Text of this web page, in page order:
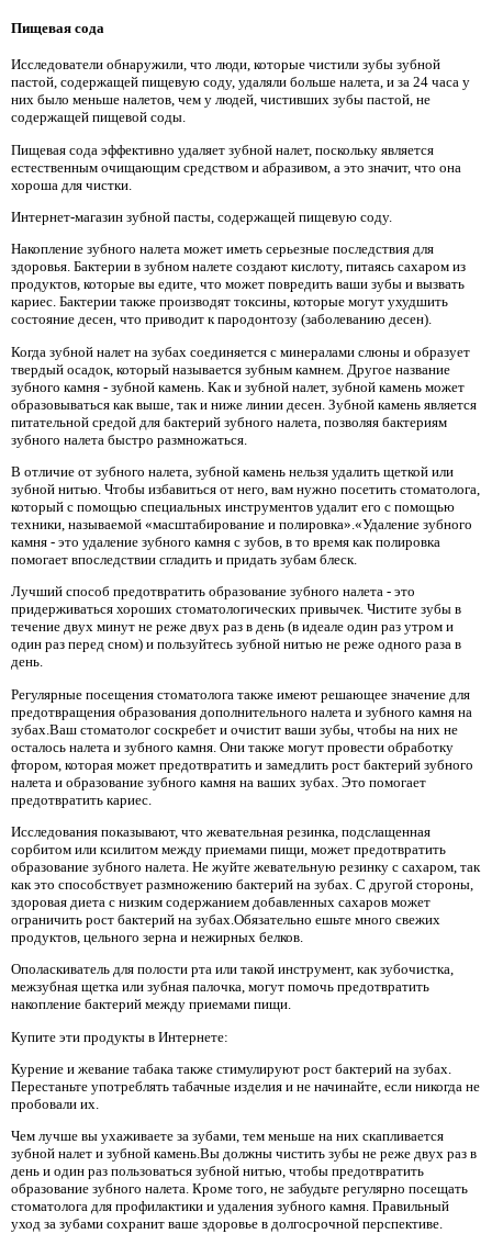
Пищевая сода
Исследователи обнаружили, что люди, которые чистили зубы зубной
пастой, содержащей пищевую соду, удаляли больше налета, и за 24 часа у
них было меньше налетов, чем у людей, чистивших зубы пастой, не
содержащей пищевой соды.
Пищевая сода эффективно удаляет зубной налет, поскольку является
естественным очищающим средством и абразивом, а это значит, что она
хороша для чистки.
Интернет-магазин зубной пасты, содержащей пищевую соду.
Накопление зубного налета может иметь серьезные последствия для
здоровья. Бактерии в зубном налете создают кислоту, питаясь сахаром из
продуктов, которые вы едите, что может повредить ваши зубы и вызвать
кариес. Бактерии также производят токсины, которые могут ухудшить
состояние десен, что приводит к пародонтозу (заболеванию десен).
Когда зубной налет на зубах соединяется с минералами слюны и образует
твердый осадок, который называется зубным камнем. Другое название
зубного камня - зубной камень. Как и зубной налет, зубной камень может
образовываться как выше, так и ниже линии десен. Зубной камень является
питательной средой для бактерий зубного налета, позволяя бактериям
зубного налета быстро размножаться.
В отличие от зубного налета, зубной камень нельзя удалить щеткой или
зубной нитью. Чтобы избавиться от него, вам нужно посетить стоматолога,
который с помощью специальных инструментов удалит его с помощью
техники, называемой «масштабирование и полировка».«Удаление зубного
камня - это удаление зубного камня с зубов, в то время как полировка
помогает впоследствии сгладить и придать зубам блеск.
Лучший способ предотвратить образование зубного налета - это
придерживаться хороших стоматологических привычек. Чистите зубы в
течение двух минут не реже двух раз в день (в идеале один раз утром и
один раз перед сном) и пользуйтесь зубной нитью не реже одного раза в
день.
Регулярные посещения стоматолога также имеют решающее значение для
предотвращения образования дополнительного налета и зубного камня на
зубах.Ваш стоматолог соскребет и очистит ваши зубы, чтобы на них не
осталось налета и зубного камня. Они также могут провести обработку
фтором, которая может предотвратить и замедлить рост бактерий зубного
налета и образование зубного камня на ваших зубах. Это помогает
предотвратить кариес.
Исследования показывают, что жевательная резинка, подслащенная
сорбитом или ксилитом между приемами пищи, может предотвратить
образование зубного налета. Не жуйте жевательную резинку с сахаром, так
как это способствует размножению бактерий на зубах. С другой стороны,
здоровая диета с низким содержанием добавленных сахаров может
ограничить рост бактерий на зубах.Обязательно ешьте много свежих
продуктов, цельного зерна и нежирных белков.
Ополаскиватель для полости рта или такой инструмент, как зубочистка,
межзубная щетка или зубная палочка, могут помочь предотвратить
накопление бактерий между приемами пищи.
Купите эти продукты в Интернете:
Курение и жевание табака также стимулируют рост бактерий на зубах.
Перестаньте употреблять табачные изделия и не начинайте, если никогда не
пробовали их.
Чем лучше вы ухаживаете за зубами, тем меньше на них скапливается
зубной налет и зубной камень.Вы должны чистить зубы не реже двух раз в
день и один раз пользоваться зубной нитью, чтобы предотвратить
образование зубного налета. Кроме того, не забудьте регулярно посещать
стоматолога для профилактики и удаления зубного камня. Правильный
уход за зубами сохранит ваше здоровье в долгосрочной перспективе.